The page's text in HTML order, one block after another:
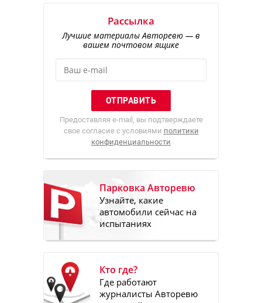
Рассылка
Лучшие материалы Авторевю — в
вашем почтовом ящике
Предоставляя e-mail, вы подтверждаете
свое согласие с условиями политики
конфиденциальности
Парковка Авторевю
Узнайте, какие
автомобили сейчас на
испытаниях
Кто где?
Где работают
журналисты Авторевю